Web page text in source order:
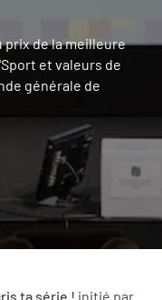
prix de la meilleure
et valeurs de
générale de
ta série ! initié par